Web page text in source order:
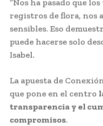
“Nos ha pasado que
registros de flora, nos
sensibles. Eso
puede hacerse solo
Isabel.
La apuesta de
que pone en el centro
transparencia y el
compromisos.